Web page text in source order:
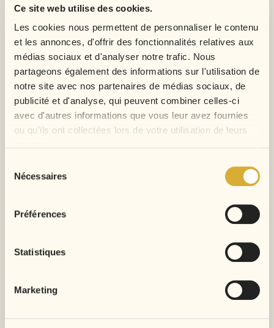
Ce site web utilise des cookies.
Les cookies nous permettent de personnaliser le contenu
et les annonces, d'offrir des fonctionnalités relatives aux
médias sociaux et d'analyser notre trafic. Nous
partageons également des informations sur l'utilisation de
notre site avec nos partenaires de médias sociaux, de
publicité et d'analyse, qui peuvent combiner celles-ci
avec d'autres informations que vous leur avez fournies
ou qu'ils ont collectées lors de votre utilisation de leurs
Nécessaires
Préférences
Statistiques
Marketing
Prix
120,00 € 198,00 €
Ajouter au panier